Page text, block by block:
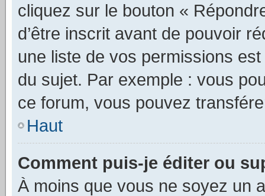
cliquez sur le bouton «
d’être inscrit avant de pouvoir
une liste de vos permissions
du sujet. Par exemple : vous
ce forum, vous pouvez
Haut
Comment puis-je éditer ou
À moins que vous ne soyez un